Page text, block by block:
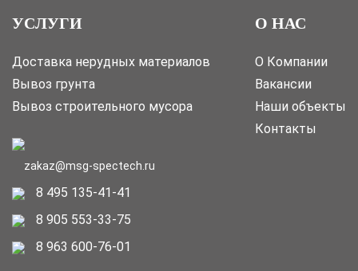
УСЛУГИ
Доставка нерудных материалов
Вывоз грунта
Вывоз строительного мусора
О НАС
О Компании
Вакансии
Наши объекты
Контакты
zakaz@msg-spectech.ru
8 495 135-41-41
8 905 553-33-75
8 963 600-76-01